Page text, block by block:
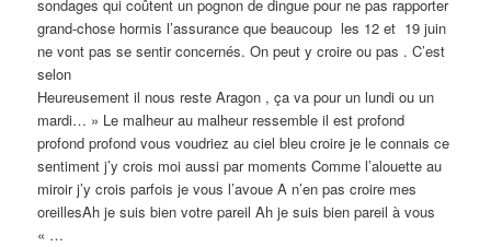
sondages qui coûtent un pognon de dingue pour ne pas rapporter
grand-chose hormis l’assurance que beaucoup les 12 et 19 juin
ne vont pas se sentir concernés. On peut y croire ou pas . C’est
selon
Heureusement il nous reste Aragon , ça va pour un lundi ou un
mardi… » Le malheur au malheur ressemble il est profond
profond profond vous voudriez au ciel bleu croire je le connais ce
sentiment j’y crois moi aussi par moments Comme l’alouette au
miroir j’y crois parfois je vous l’avoue A n’en pas croire mes
oreillesAh je suis bien votre pareil Ah je suis bien pareil à vous
« …